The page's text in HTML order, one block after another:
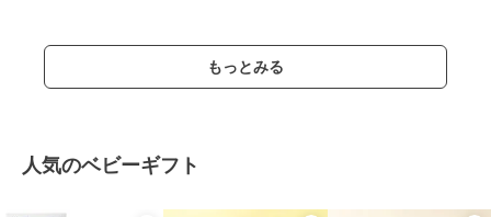
もっとみる
人気のベビーギフト